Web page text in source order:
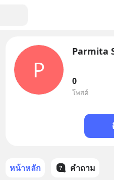
P
Parmita
0
โพสต์
หน้าหลัก คำถาม